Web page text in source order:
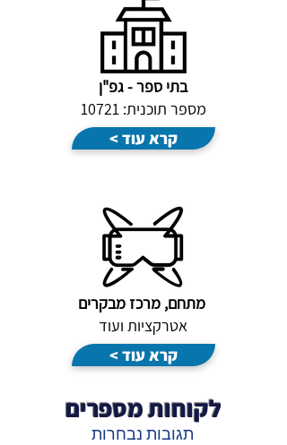
בתי ספר - גפ"ן
מספר תוכנית: 10721
< קרא עוד
מתחם, מרכז מבקרים
אטרקציות ועוד
< קרא עוד
לקוחות מספרים
תגובות נבחרות